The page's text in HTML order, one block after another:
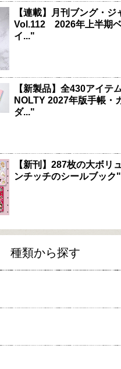
【連載】月刊ブング・ジ
Vol.112 2026年上半期
イ..."
【新製品】全430アイテ
NOLTY 2027年版手帳・
ダ..."
【新刊】287枚の大ボリ
ンチッチのシールブック"
種類から探す